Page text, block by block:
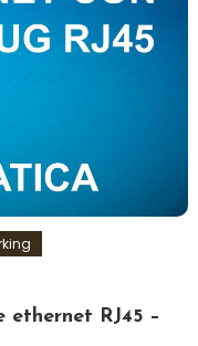
ethernet RJ45 –